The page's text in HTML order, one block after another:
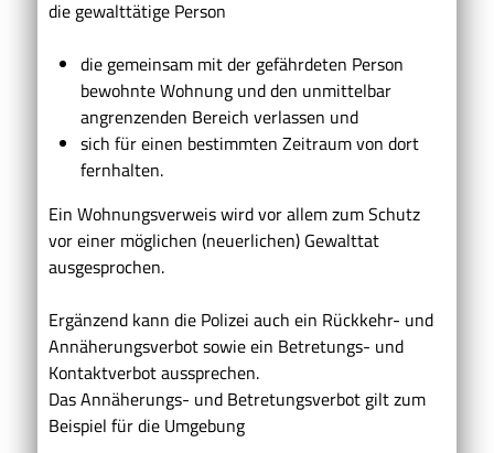
die gewalttätige Person
die gemeinsam mit der gefährdeten Person
bewohnte Wohnung und den unmittelbar
angrenzenden Bereich verlassen und
sich für einen bestimmten Zeitraum von dort
fernhalten.
Ein Wohnungsverweis wird vor allem zum Schutz
vor einer möglichen (neuerlichen) Gewalttat
ausgesprochen.
Ergänzend kann die Polizei auch ein Rückkehr- und
Annäherungsverbot sowie ein Betretungs- und
Kontaktverbot aussprechen.
Das Annäherungs- und Betretungsverbot gilt zum
Beispiel für die Umgebung